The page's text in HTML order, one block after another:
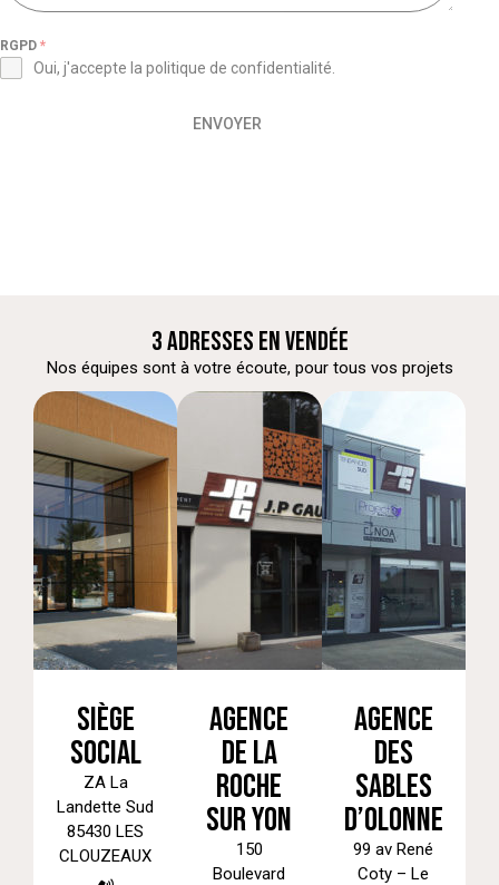
RGPD *
Oui, j'accepte la politique de confidentialité
ENVOYER
3 ADRESSES EN VENDÉE
Nos équipes sont à votre écoute, pour tous vos projets
SIÈGE
SOCIAL
ZA La
Landette Sud
85430 LES
CLOUZEAUX
AGENCE
DE LA
ROCHE
SUR YON
150
Boulevard
AGENCE
DES
SABLES
D’OLONNE
99 av René
Coty – Le